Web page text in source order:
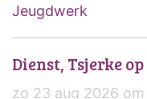
Jeugdwerk
Dienst, Tsjerke
zo 23 aug 2026